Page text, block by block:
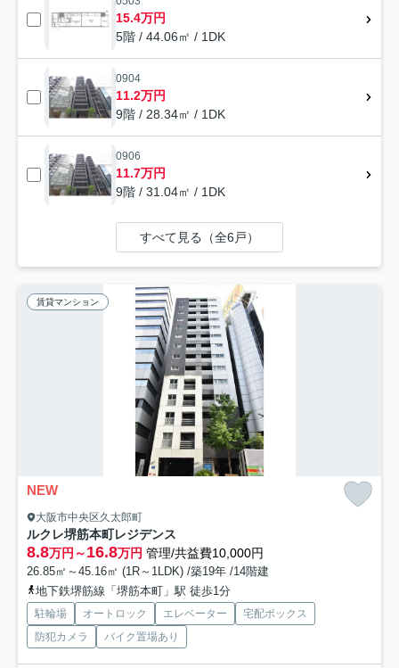
15.4万円
5階 / 44.06㎡ / 1DK
0904
11.2万円
9階 / 28.34㎡ / 1DK
0906
11.7万円
9階 / 31.04㎡ / 1DK
すべて見る（全6戸）
賃貸マンション
NEW
大阪市中央区久太郎町
ルクレ堺筋本町レジデンス
8.8万円～16.8万円 管理/共益費10,000円
26.85㎡～45.16㎡ (1R～1LDK) /築19年 /14階建
地下鉄堺筋線「堺筋本町」駅 徒歩1分
駐輪場 オートロック エレベーター
宅配ボックス
防犯カメラ
バイク置場あり